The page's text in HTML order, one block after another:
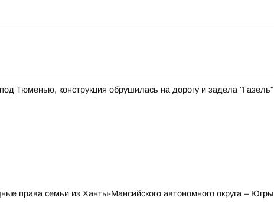
Тюменью, конструкция обрушилась на дорогу и задела "Газель"
права семьи из Ханты-Мансийского автономного округа – Югры